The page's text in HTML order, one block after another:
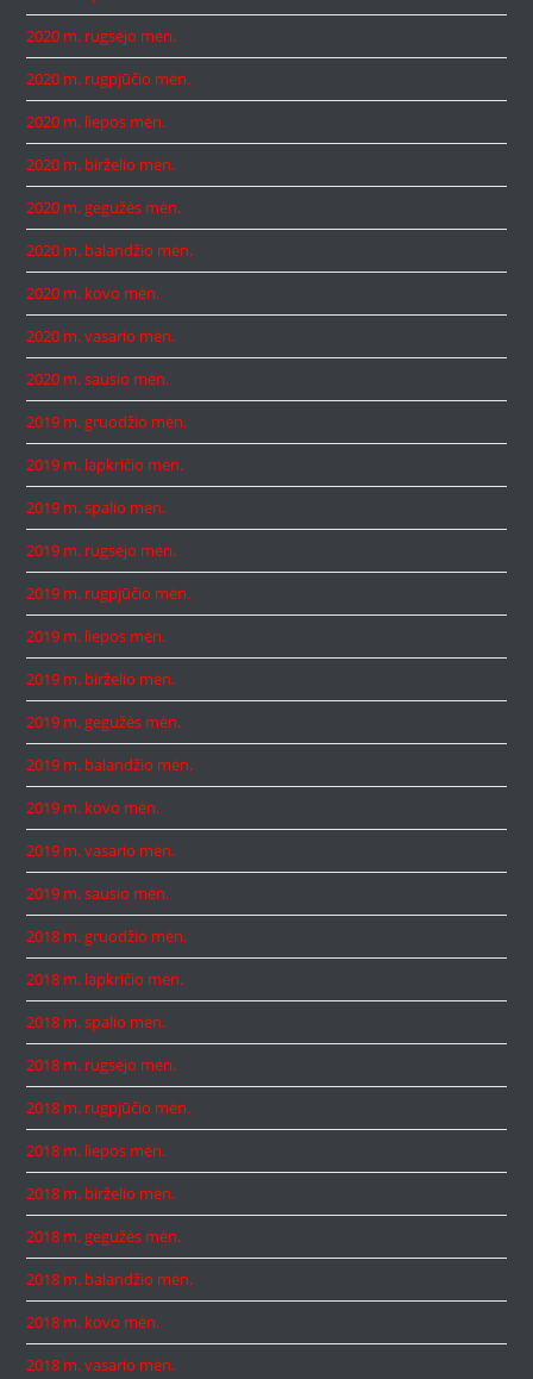
2020 m. rugsėjo mėn.
2020 m. rugpjūčio mėn.
2020 m. liepos mėn.
2020 m. birželio mėn.
2020 m. gegužės mėn.
2020 m. balandžio mėn.
2020 m. kovo mėn.
2020 m. vasario mėn.
2020 m. sausio mėn.
2019 m. gruodžio mėn.
2019 m. lapkričio mėn.
2019 m. spalio mėn.
2019 m. rugsėjo mėn.
2019 m. rugpjūčio mėn.
2019 m. liepos mėn.
2019 m. birželio mėn.
2019 m. gegužės mėn.
2019 m. balandžio mėn.
2019 m. kovo mėn.
2019 m. vasario mėn.
2019 m. sausio mėn.
2018 m. gruodžio mėn.
2018 m. lapkričio mėn.
2018 m. spalio mėn.
2018 m. rugsėjo mėn.
2018 m. rugpjūčio mėn.
2018 m. liepos mėn.
2018 m. birželio mėn.
2018 m. gegužės mėn.
2018 m. balandžio mėn.
2018 m. kovo mėn.
2018 m. vasario mėn.